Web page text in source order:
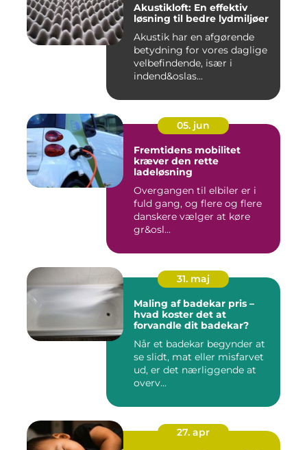
Akustikloft: En effektiv
løsning til bedre lydmiljøer
Akustik har en afgørende
betydning for vores daglige
velbefindende, især i
indend&oslas...
05. jun
Fremtidens mobilitet
kræver den rette
ladeløsning
Overgangen til elbiler er i
fuld gang, og flere og flere
danskere vælger at køre
gr&osl...
31. maj
Maling af badekar pris –
hvad koster det at
forvandle dit badekar?
Når et badekar begynder at
se slidt, mat eller misfarvet
ud, er det nærliggende at
overv...
27. apr